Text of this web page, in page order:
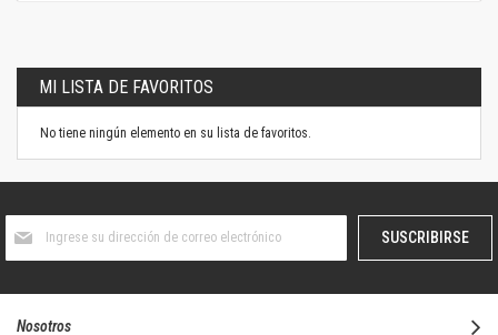
página
MI LISTA DE FAVORITOS
No tiene ningún elemento en su lista de favoritos.
boletín
SUSCRIBIRSE
Nosotros